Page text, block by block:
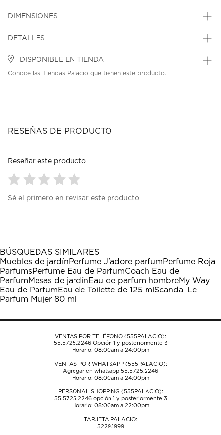
DIMENSIONES
DETALLES
DISPONIBLE EN TIENDA
Conoce las Tiendas Palacio que tienen este producto.
RESEÑAS DE PRODUCTO
Reseñar este producto
para
1
estrella
Esta
acción
abrirá
el
formulario
envío.
para
estrellas.
Esta
acción
abrirá
el
formulario
envío.
para
estrellas.
Esta
acción
abrirá
el
formulario
envío.
para
estrellas.
Esta
acción
abrirá
el
formulario
envío.
para
estrellas.
Esta
acción
abrirá
el
formulario
envío.
Sé el primero en revisar este producto
BÚSQUEDAS SIMILARES
Muebles de jardínPerfume J'adore parfumPerfume Roja
ParfumsPerfume Eau de ParfumCoach Eau de
ParfumMesas de jardínEau de parfum hombreMy Way
Eau de ParfumEau de Toilette de 125 ml Scandal Le
Parfum Mujer 80 ml
VENTAS POR TELÉFONO (555PALACIO):
55.5725.2246Opción 1 y posteriormente 3
Horario: 08:00am a 24:00pm
VENTAS POR WHATSAPP (555PALACIO):
Agregar en whatsapp 55.5725.2246
Horario: 08:00am a 24:00pm
PERSONAL SHOPPING (555PALACIO):
55.5725.2246opción 1 y posteriormente 3
Horario: 08:00am a 22:00pm
TARJETA PALACIO:
5229.1999